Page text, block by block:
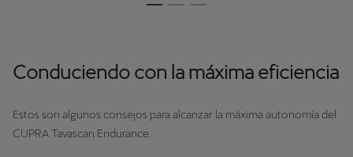
Conduciendo con la máxima eficiencia
Estos son algunos consejos para alcanzar la máxima autonomía del
CUPRA Tavascan Endurance.